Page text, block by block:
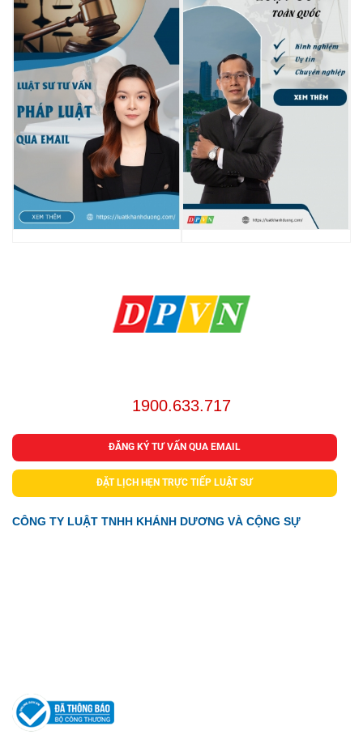
1900.633.717
ĐĂNG KÝ TƯ VẤN QUA EMAIL
ĐẶT LỊCH HẸN TRỰC TIẾP LUẬT SƯ
CÔNG TY LUẬT TNHH KHÁNH DƯƠNG VÀ CỘNG SỰ